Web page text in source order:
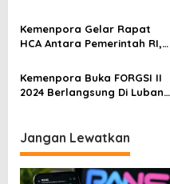
s
Kerjasama Kepemudaan
dan Olahraga
Kemenpora Gelar Rapat
HCA Antara Pemerintah RI,
Kemenpora Buka FORGSI II
2024 Berlangsung Di Lubang
Jangan Lewatkan